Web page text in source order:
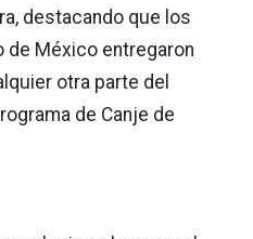
destacando que los
de México entregaron
otra parte del
de Canje de